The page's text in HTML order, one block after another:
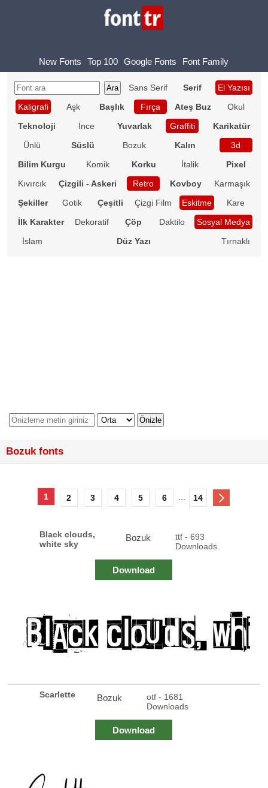
New Fonts Top 100 Google Fonts Font Family
Sans Serif Serif
El Yazısı
Kaligrafi
Aşk Başlık Fırça Ateş Buz
Okul
Teknoloji
İnce Yuvarlak Graffiti
Karikatür
Ünlü
Süslü Bozuk Kalın
3d
Bilim Kurgu
Komik Korku İtalik
Pixel
Kıvırcık
Çizgili - Askeri Retro Kovboy
Karmaşık
Şekiller
Gotik Çeşitli Çizgi Film Eskitme
Kare
İlk Karakter
Dekoratif Çöp Daktilo
Sosyal Medya
İslam
Düz Yazı Tırnaklı
Bozuk fonts
1 2 3 4 5 6 14
Black clouds,
white sky
Bozuk
ttf - 693
Downloads
Download
Scarlette Bozuk
otf - 1681
Downloads
Download